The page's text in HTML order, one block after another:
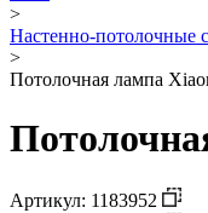
>
Настенно-потолочные
>
Потолочная лампа
Артикул: 1183952